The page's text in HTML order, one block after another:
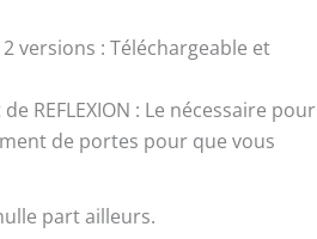
versions : Téléchargeable et
REFLEXION : Le nécessaire pour
de portes pour que vous
part ailleurs.